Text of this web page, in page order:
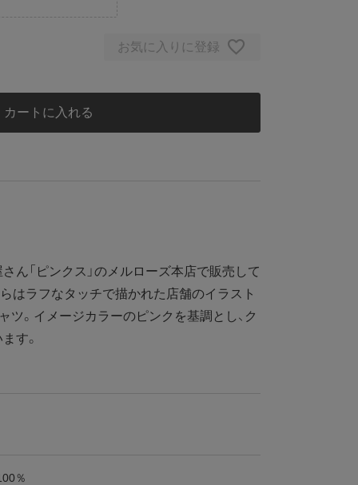
お気に入りに登録
カートに入れる
ん「ピンクス」のメルローズ本店で販売して
はラフなタッチで描かれた店舗のイラスト
ツ。イメージカラーのピンクを基調とし、ク
す。
％